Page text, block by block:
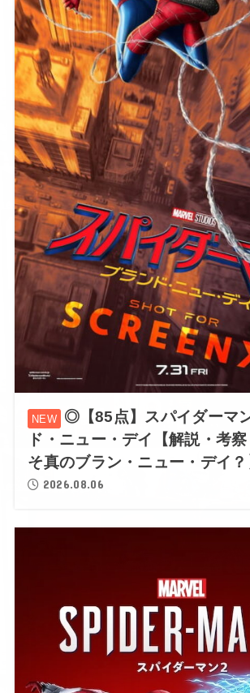
◎【85点】スパイダーマ
ド・ニュー・デイ【解説・考
そ真のブラン・ニュー・デイ
2026.08.06